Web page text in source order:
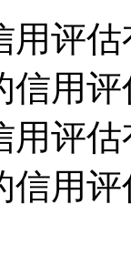
用评
信用
用评
信用